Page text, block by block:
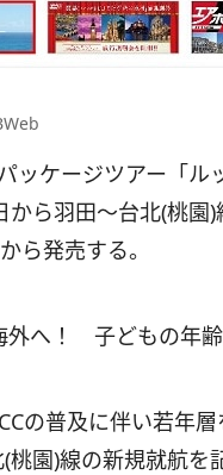
ッケージツアー「
から羽田～台北(桃園
ら発売する。
外へ！ 子どもの年
の普及に伴い若年
桃園)線の新規就航